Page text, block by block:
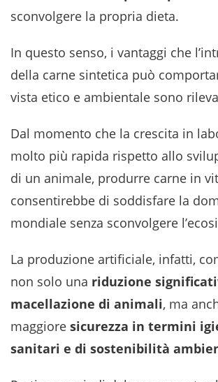
sconvolgere la propria dieta.
In questo senso, i vantaggi che
della carne sintetica può
vista etico e ambientale sono
Dal momento che la crescita in
molto più rapida rispetto allo
di un animale, produrre carne in
consentirebbe di soddisfare la
mondiale senza sconvolgere
La produzione artificiale, infatti,
non solo una riduzione
macellazione di animali, ma
maggiore sicurezza in termini
sanitari e di sostenibilità